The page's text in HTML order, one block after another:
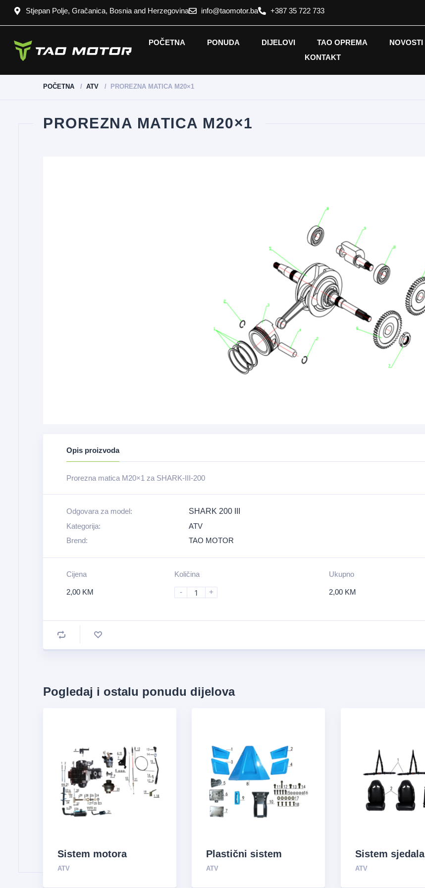
Stjepan Polje, Gračanica, Bosnia and Herzegovina info@taomotor.ba +387 35 722 733
POČETNA PONUDA DIJELOVI TAO OPREMA NOVOSTI
KONTAKT
POČETNA ATV PROREZNA MATICA M20×1
PROREZNA MATICA M20×1
Opis proizvoda
Prorezna matica M20×1 za SHARK-III-200
Odgovara za model:
SHARK 200 III
Kategorija:
ATV
Brend:
TAO MOTOR
Cijena
2,00 KM
Količina
- +
Ukupno
2,00 KM
Pogledaj i ostalu ponudu dijelova
Sistem motora
ATV
Plastični sistem
ATV
Sistem sjedala
ATV